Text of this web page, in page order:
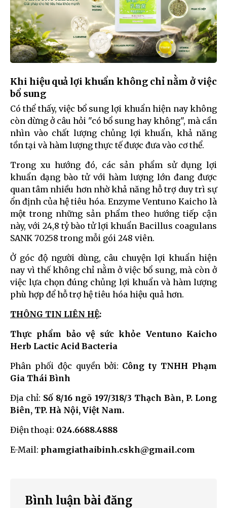
Khi hiệu quả lợi khuẩn không chỉ nằm ở việc
bổ sung
Có thể thấy, việc bổ sung lợi khuẩn hiện nay không
còn dừng ở câu hỏi "có bổ sung hay không", mà cần
nhìn vào chất lượng chủng lợi khuẩn, khả năng
tồn tại và hàm lượng thực tế được đưa vào cơ thể.
Trong xu hướng đó, các sản phẩm sử dụng lợi
khuẩn dạng bào tử với hàm lượng lớn đang được
quan tâm nhiều hơn nhờ khả năng hỗ trợ duy trì sự
ổn định của hệ tiêu hóa. Enzyme Ventuno Kaicho là
một trong những sản phẩm theo hướng tiếp cận
này, với 24,8 tỷ bào tử lợi khuẩn Bacillus coagulans
SANK 70258 trong mỗi gói 248 viên.
Ở góc độ người dùng, câu chuyện lợi khuẩn hiện
nay vì thế không chỉ nằm ở việc bổ sung, mà còn ở
việc lựa chọn đúng chủng lợi khuẩn và hàm lượng
phù hợp để hỗ trợ hệ tiêu hóa hiệu quả hơn.
THÔNG TIN LIÊN HỆ:
Thực phẩm bảo vệ sức khỏe Ventuno Kaicho
Herb Lactic Acid Bacteria
Phân phối độc quyền bởi: Công ty TNHH Phạm
Gia Thái Bình
Địa chỉ: Số 8/16 ngõ 197/318/3 Thạch Bàn, P. Long
Biên, TP. Hà Nội, Việt Nam.
Điện thoại: 024.6688.4888
E-Mail: phamgiathaibinh.cskh@gmail.com
Bình luận bài đăng